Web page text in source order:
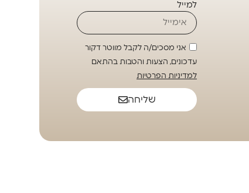
למייל
אני מסכים/ה לקבל מווטר דקור
עדכונים, הצעות והטבות בהתאם
למדיניות הפרטיות
שליחה